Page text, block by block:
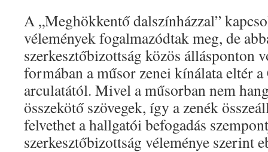
A „Meghökkentő dalszínházzal”
vélemények fogalmazódtak meg, de
szerkesztőbizottság közös állásponton
formában a műsor zenei kínálata eltér
arculatától. Mivel a műsorban nem
összekötő szövegek, így a zenék
felvethet a hallgatói befogadás
szerkesztőbizottság véleménye szerint